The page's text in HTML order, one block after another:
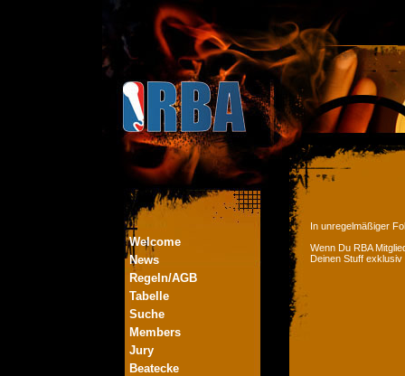
Welcome
News
Regeln/AGB
Tabelle
Suche
Members
Jury
Beatecke
In unregelmäßiger
Wenn Du RBA
Deinen Stuff